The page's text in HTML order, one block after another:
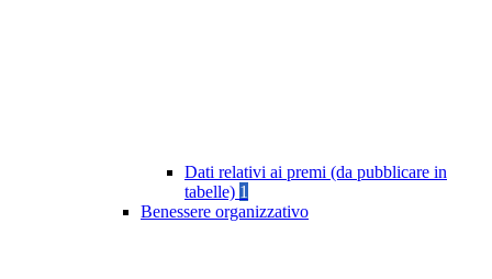
Dati relativi ai premi (da pubblicare in
tabelle) 1
Benessere organizzativo